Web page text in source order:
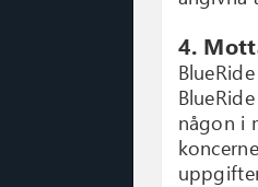
4.
någon i